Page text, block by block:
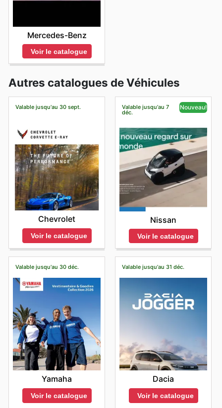
Mercedes-Benz
Voir le catalogue
Autres catalogues de Véhicules
Valable jusqu'au 30 sept.
Chevrolet
Voir le catalogue
Valable jusqu'au 7
déc.
Nouveau!
Nissan
Voir le catalogue
Valable jusqu'au 30 déc.
Yamaha
Voir le catalogue
Valable jusqu'au 31 déc.
Dacia
Voir le catalogue